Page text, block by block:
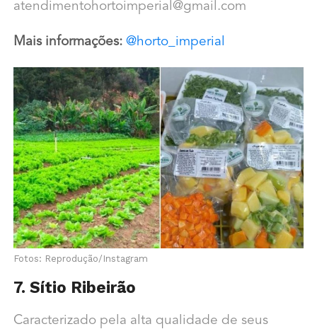
atendimentohortoimperial@gmail.com
Mais informações: @horto_imperial
Fotos: Reprodução/Instagram
7. Sítio Ribeirão
Caracterizado pela alta qualidade de seus